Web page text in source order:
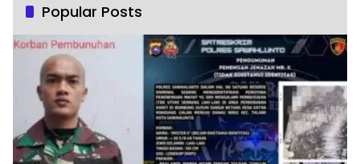
Popular Posts